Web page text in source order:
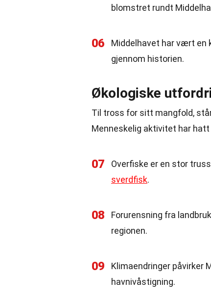
blomstret rundt
06
Middelhavet har vært en
gjennom historien.
Økologiske
Til tross for sitt mangfold,
Menneskelig aktivitet har
07
Overfiske er en stor
sverdfisk.
08
Forurensning fra
regionen.
09
Klimaendringer påvirker
havnivåstigning.